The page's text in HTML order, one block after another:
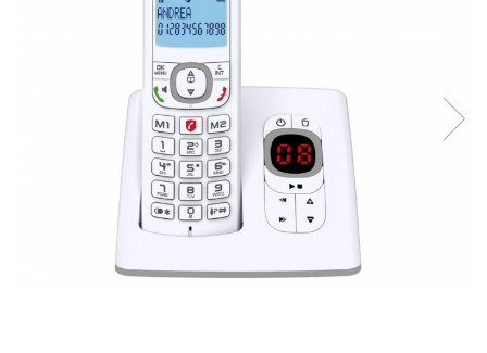
Iluminat & Electrice
Kit-uri automatizari porti si usi
Mobila dormitor
Mobila gradina & terasa
Organizare si depozitare